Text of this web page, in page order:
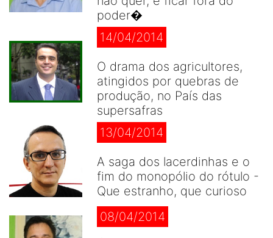
poder�
14/04/2014
O drama dos agricultores,
atingidos por quebras de
produção, no País das
supersafras
13/04/2014
A saga dos lacerdinhas e o
fim do monopólio do rótulo -
Que estranho, que curioso
08/04/2014